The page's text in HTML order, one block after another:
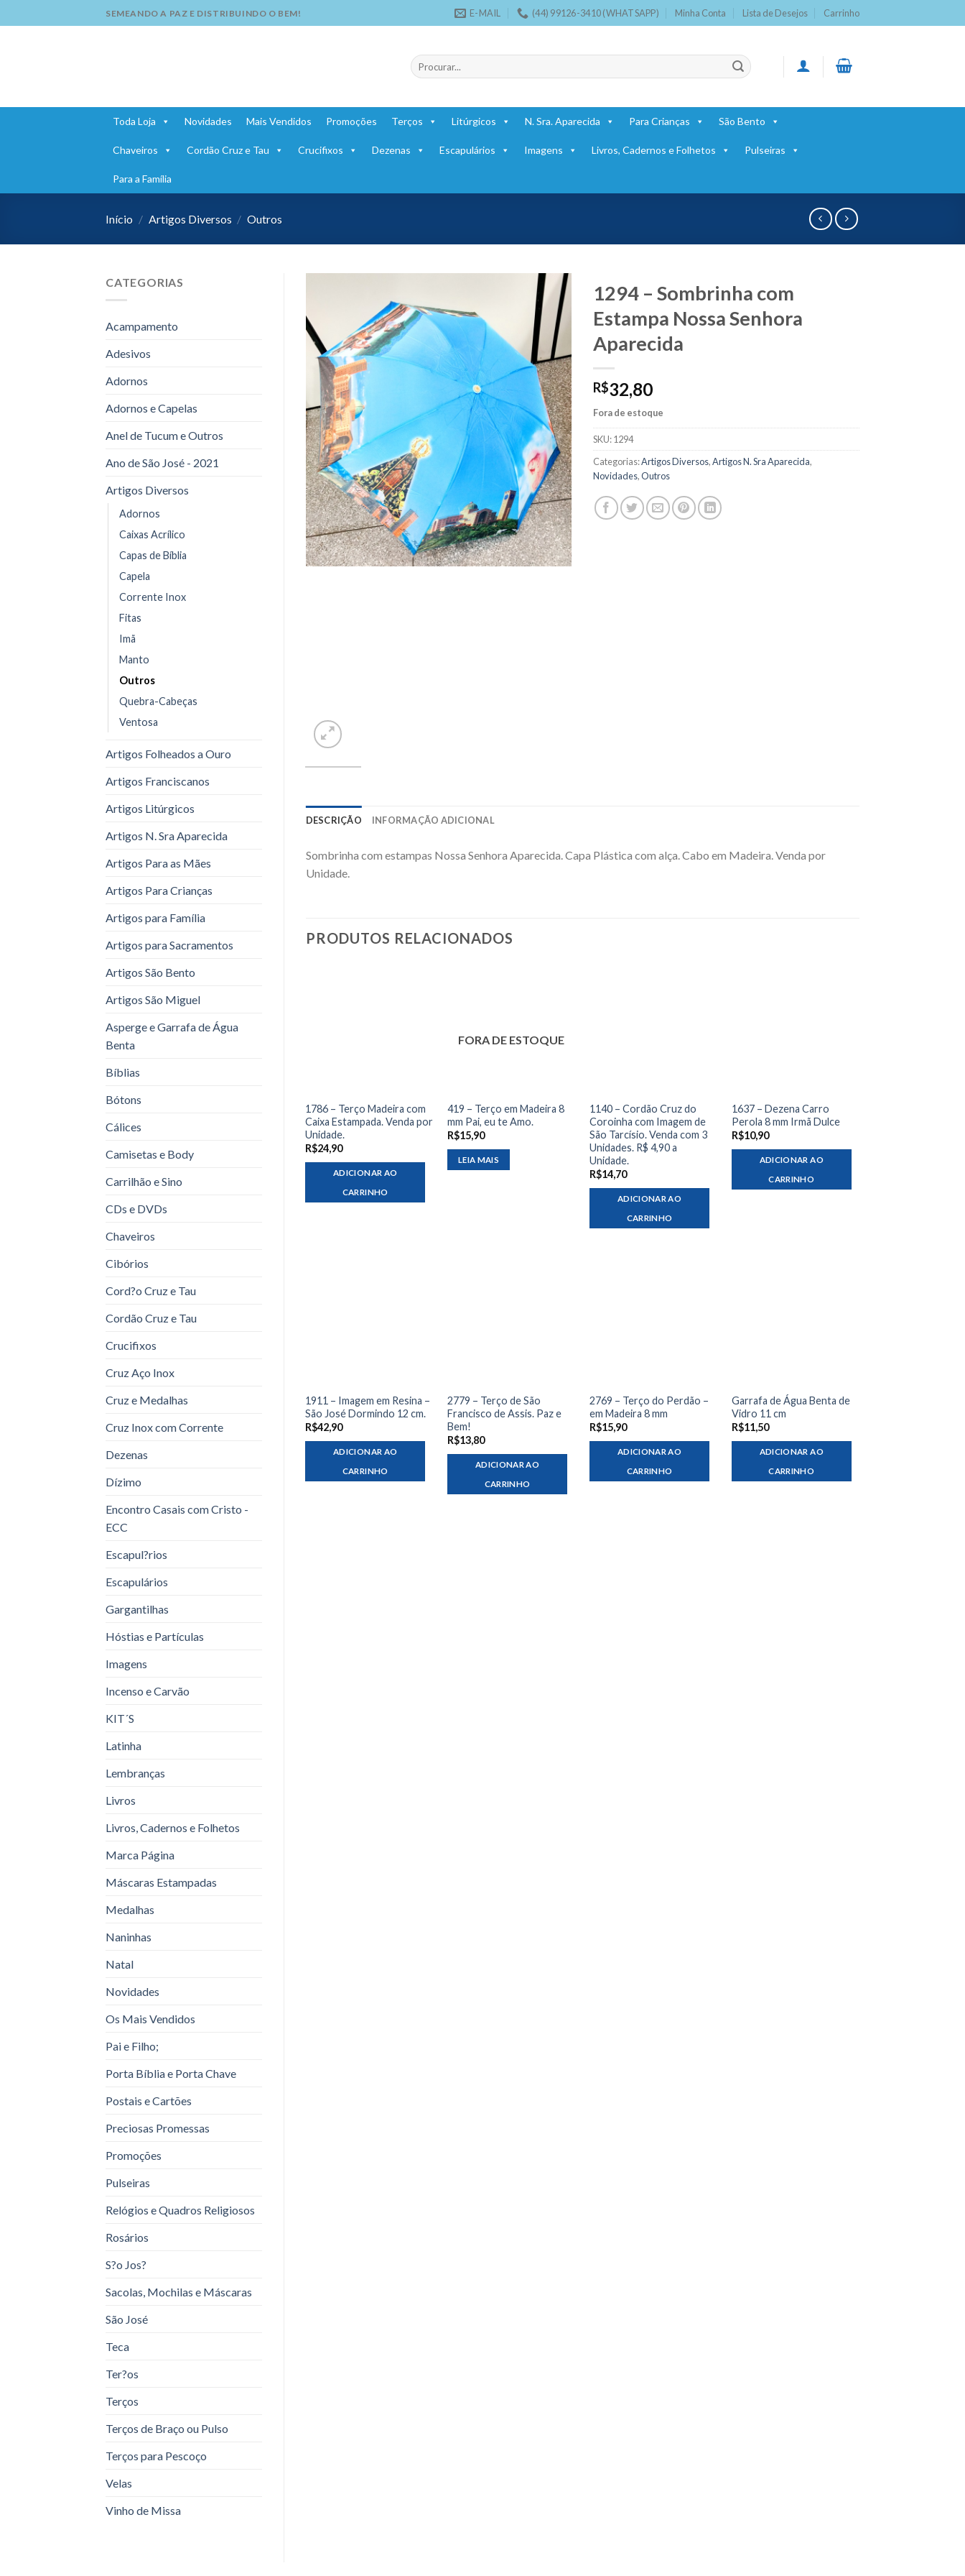
to
SEMEANDO A PAZ E DISTRIBUINDO O BEM! E-MAIL (44) 99126-3410 (WHATSAPP) Minha Conta Lista de Desejos Carrinho
Pesquisar
por:
Toda Loja Novidades Mais Vendidos Promoções Terços Litúrgicos N. Sra. Aparecida Para Crianças São Bento
Chaveiros Cordão Cruz e Tau Crucifixos Dezenas Escapulários Imagens Livros, Cadernos e Folhetos Pulseiras
Para a Família
Início / Artigos Diversos / Outros
CATEGORIAS
Acampamento
Adesivos
Adornos
Adornos e Capelas
Anel de Tucum e Outros
Ano de São José - 2021
Artigos Diversos
Adornos
Caixas Acrílico
Capas de Bíblia
Capela
Corrente Inox
Fitas
Imã
Manto
Outros
Quebra-Cabeças
Ventosa
Artigos Folheados a Ouro
Artigos Franciscanos
Artigos Litúrgicos
Artigos N. Sra Aparecida
Artigos Para as Mães
Artigos Para Crianças
Artigos para Família
Artigos para Sacramentos
Artigos São Bento
Artigos São Miguel
Asperge e Garrafa de Água
Benta
Bíblias
Bótons
Cálices
Camisetas e Body
Carrilhão e Sino
CDs e DVDs
Chaveiros
Cibórios
Cord?o Cruz e Tau
Cordão Cruz e Tau
Crucifixos
Cruz Aço Inox
Cruz e Medalhas
Cruz Inox com Corrente
Dezenas
Dízimo
Encontro Casais com Cristo -
ECC
Escapul?rios
Escapulários
Gargantilhas
Hóstias e Partículas
Imagens
Incenso e Carvão
KIT´S
Latinha
Lembranças
Livros
Livros, Cadernos e Folhetos
Marca Página
Máscaras Estampadas
Medalhas
Naninhas
Natal
Novidades
Os Mais Vendidos
Pai e Filho;
Porta Bíblia e Porta Chave
Postais e Cartões
Preciosas Promessas
Promoções
Pulseiras
Relógios e Quadros Religiosos
Rosários
S?o Jos?
Sacolas, Mochilas e Máscaras
São José
Teca
Ter?os
Terços
Terços de Braço ou Pulso
Terços para Pescoço
Velas
Vinho de Missa
1294 – Sombrinha com
Estampa Nossa Senhora
Aparecida
R$32,80
Fora de estoque
SKU:1294
Categorias:Artigos Diversos,Artigos N. Sra Aparecida,
Novidades,Outros
DESCRIÇÃO INFORMAÇÃO ADICIONAL
Sombrinha com estampas Nossa Senhora Aparecida. Capa Plástica com alça. Cabo em Madeira. Venda por
Unidade.
PRODUTOS RELACIONADOS
1786 – Terço Madeira com
Caixa Estampada. Venda por
Unidade.
R$24,90
ADICIONAR AO
CARRINHO
FORA DE ESTOQUE
419 – Terço em Madeira 8
mm Pai, eu te Amo.
R$15,90
LEIA MAIS
1140 – Cordão Cruz do
Coroinha com Imagem de
São Tarcísio. Venda com 3
Unidades. R$ 4,90 a
Unidade.
R$14,70
ADICIONAR AO
CARRINHO
1637 – Dezena Carro
Perola 8 mm Irmã Dulce
R$10,90
ADICIONAR AO
CARRINHO
1911 – Imagem em Resina –
São José Dormindo 12 cm.
R$42,90
ADICIONAR AO
CARRINHO
2779 – Terço de São
Francisco de Assis. Paz e
Bem!
R$13,80
ADICIONAR AO
CARRINHO
2769 – Terço do Perdão –
em Madeira 8 mm
R$15,90
ADICIONAR AO
CARRINHO
Garrafa de Água Benta de
Vidro 11 cm
R$11,50
ADICIONAR AO
CARRINHO